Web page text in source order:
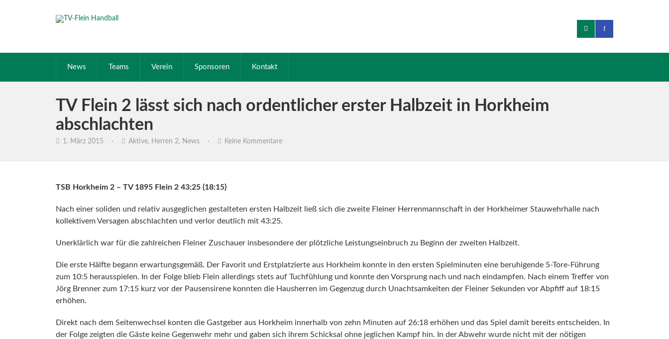
News Teams Verein Sponsoren Kontakt
TV Flein 2 lässt sich nach ordentlicher erster Halbzeit in Horkheim
abschlachten
1. März 2015 · Aktive, Herren 2, News · Keine Kommentare
TSB Horkheim 2 – TV 1895 Flein 2 43:25 (18:15)
Nach einer soliden und relativ ausgeglichen gestalteten ersten Halbzeit ließ sich die zweite Fleiner Herrenmannschaft in der Horkheimer Stauwehrhalle nach
kollektivem Versagen abschlachten und verlor deutlich mit 43:25.
Unerklärlich war für die zahlreichen Fleiner Zuschauer insbesondere der plötzliche Leistungseinbruch zu Beginn der zweiten Halbzeit.
Die erste Hälfte begann erwartungsgemäß. Der Favorit und Erstplatzierte aus Horkheim konnte in den ersten Spielminuten eine beruhigende 5-Tore-Führung
zum 10:5 herausspielen. In der Folge blieb Flein allerdings stets auf Tuchfühlung und konnte den Vorsprung nach und nach eindampfen. Nach einem Treffer von
Jörg Brenner zum 17:15 kurz vor der Pausensirene konnten die Hausherren im Gegenzug durch Unachtsamkeiten der Fleiner Sekunden vor Abpfiff auf 18:15
erhöhen.
Direkt nach dem Seitenwechsel konten die Gastgeber aus Horkheim innerhalb von zehn Minuten auf 26:18 erhöhen und das Spiel damit bereits entscheiden. In
der Folge zeigten die Gäste keine Gegenwehr mehr und gaben sich ihrem Schicksal ohne jeglichen Kampf hin. In der Abwehr wurde nicht mit der nötigen